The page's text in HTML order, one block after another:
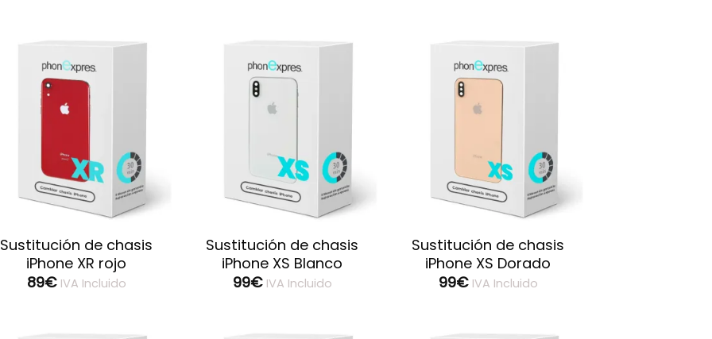
Sustitución de chasis
iPhone XR rojo
89€ IVA Incluido
Sustitución de chasis
iPhone XS Blanco
99€ IVA Incluido
Sustitución de chasis
iPhone XS Dorado
99€ IVA Incluido